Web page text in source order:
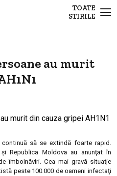
TOATE
STIRILE
au murit
să se extindă foarte rapid.
Republica Moldova au anunţat în
îmbolnăviri. Cea mai gravă situaţie
peste 100.000 de oameni infectaţi